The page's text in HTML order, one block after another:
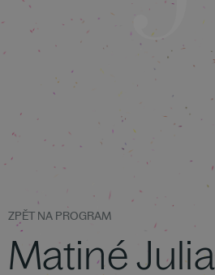
ZPĚT NA PROGRAM
Matiné Julia